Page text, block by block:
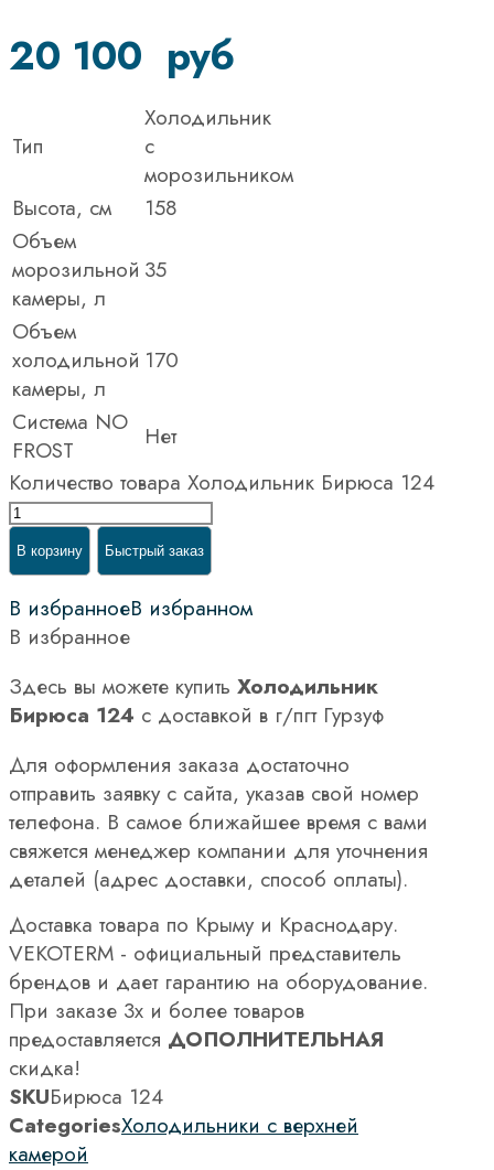
20 100 руб
Тип
Холодильник
c
морозильником
Высота, см
158
Объем
морозильной
камеры, л
35
Объем
холодильной
камеры, л
170
Система NO
FROST
Нет
Количество товара Холодильник Бирюса 124
В корзину Быстрый заказ
В избранноеВ избранном
В избранное
Здесь вы можете купить Холодильник
Бирюса 124 с доставкой в г/пгт Гурзуф
Для оформления заказа достаточно
отправить заявку с сайта, указав свой номер
телефона. В самое ближайшее время с вами
свяжется менеджер компании для уточнения
деталей (адрес доставки, способ оплаты).
Доставка товара по Крыму и Краснодару.
VEKOTERM - официальный представитель
брендов и дает гарантию на оборудование.
При заказе 3х и более товаров
предоставляется ДОПОЛНИТЕЛЬНАЯ
скидка!
SKUБирюса 124
CategoriesХолодильники с верхней
камерой